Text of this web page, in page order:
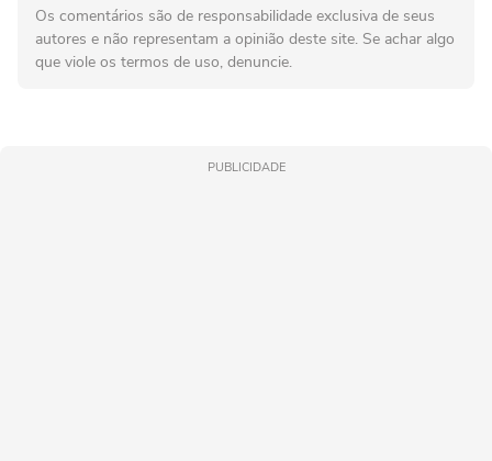
Os comentários são de responsabilidade exclusiva de seus
autores e não representam a opinião deste site. Se achar algo
que viole os termos de uso, denuncie.
PUBLICIDADE